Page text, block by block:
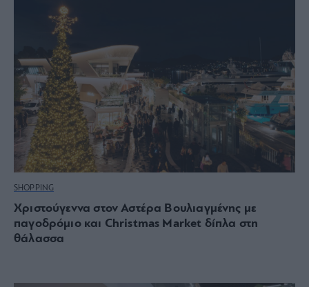
SHOPPING
Χριστούγεννα στον Αστέρα Βουλιαγμένης με
παγοδρόμιο και Christmas Market δίπλα στη
θάλασσα